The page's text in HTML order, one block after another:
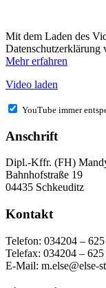
Mit dem Laden des
Datenschutzerklärung
Mehr erfahren
Video laden
YouTube immer
Anschrift
Dipl.-Kffr. (FH)
Bahnhofstraße 19
04435 Schkeuditz
Kontakt
Telefon: 034204 –
Telefax: 034204 – 625
E-Mail: m.else@else-